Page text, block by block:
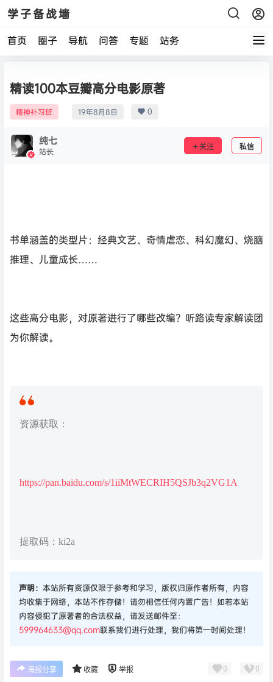
学子备战墙
首页 圈子 导航 问答 专题 站务
精读100本豆瓣高分电影原著
精神补习班 19年8月8日 0
纯七
站长 关注 私信
书单涵盖的类型片：经典文艺、奇情虐恋、科幻魔幻、烧脑
推理、儿童成长……
这些高分电影，对原著进行了哪些改编？听路读专家解读团
为你解读。
资源获取：
https://pan.baidu.com/s/1iiMtWECRIH5QSJb3q2VG1A
提取码：ki2a
声明： 本站所有资源仅限于参考和学习，版权归原作者所有，内容
均收集于网络，本站不作存储！请勿相信任何内置广告！如若本站
内容侵犯了原著者的合法权益，请发送邮件至：
599964633@qq.com联系我们进行处理，我们将第一时间处理！
海报分享 收藏 举报 0 0